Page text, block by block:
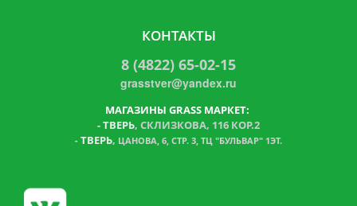
КОНТАКТЫ
8 (4822) 65-02-15
grasstver@yandex.ru
МАГАЗИНЫ GRASS МАРКЕТ:
-ТВЕРЬ, СКЛИЗКОВА, 116 КОР.2
- ТВЕРЬ, ЦАНОВА, 6, СТР. 3, ТЦ "БУЛЬВАР" 1ЭТ.